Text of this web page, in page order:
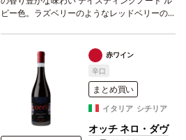
ビー色。ラズベリーのようなレッドベリーの
パイスを含む芳香へと展開する。ミディアム
ボディの柔らかく滑らかな味わいに、心地よ
い余韻の後味が続く。
合う料理
ル肉、チーズなどと好相性。
ラン 100% 認証 サスティナブルHACCP認証
本ヴィンテージが在庫切れの場合、在庫があ
り価格が同様の場合は自動的に次のヴィンテ
ージに変更されます、ご了承ください。
赤ワイン
辛口
まとめ買い
イタリア シチリア
オッチ ネロ・ダヴ